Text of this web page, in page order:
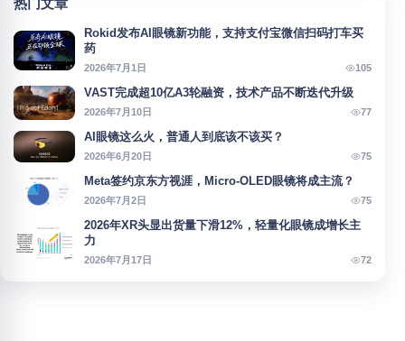
热门文章
Rokid发布AI眼镜新功能，支持支付宝微信扫码打车买
药
2026年7月1日 105
VAST完成超10亿A3轮融资，技术产品不断迭代升级
2026年7月10日 77
AI眼镜这么火，普通人到底该不该买？
2026年6月20日 75
Meta签约京东方视涯，Micro-OLED眼镜将成主流？
2026年7月2日 75
2026年XR头显出货量下滑12%，轻量化眼镜成增长主
力
2026年7月17日 72